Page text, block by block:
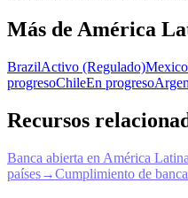
Más de América
BrazilActivo (Regulado)Mexico
progresoChileEn progreso
Recursos
Banca abierta en América Latina
países→Cumplimiento de